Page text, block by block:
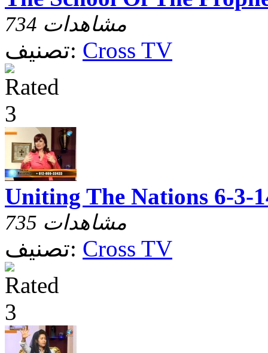
734 مشاهدات
تصنيف: Cross TV
Uniting The Nations 6-3-
735 مشاهدات
تصنيف: Cross TV